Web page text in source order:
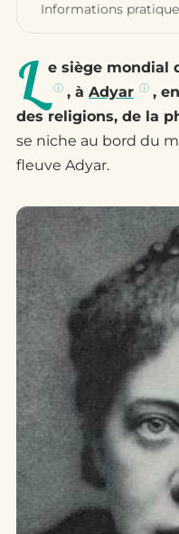
Informations
L e siège mondial
, à Adyar
,
des religions, de la
se niche au bord du
fleuve Adyar.